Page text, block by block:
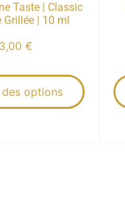
Taste | Classic
| 10 ml
3,00 €
options